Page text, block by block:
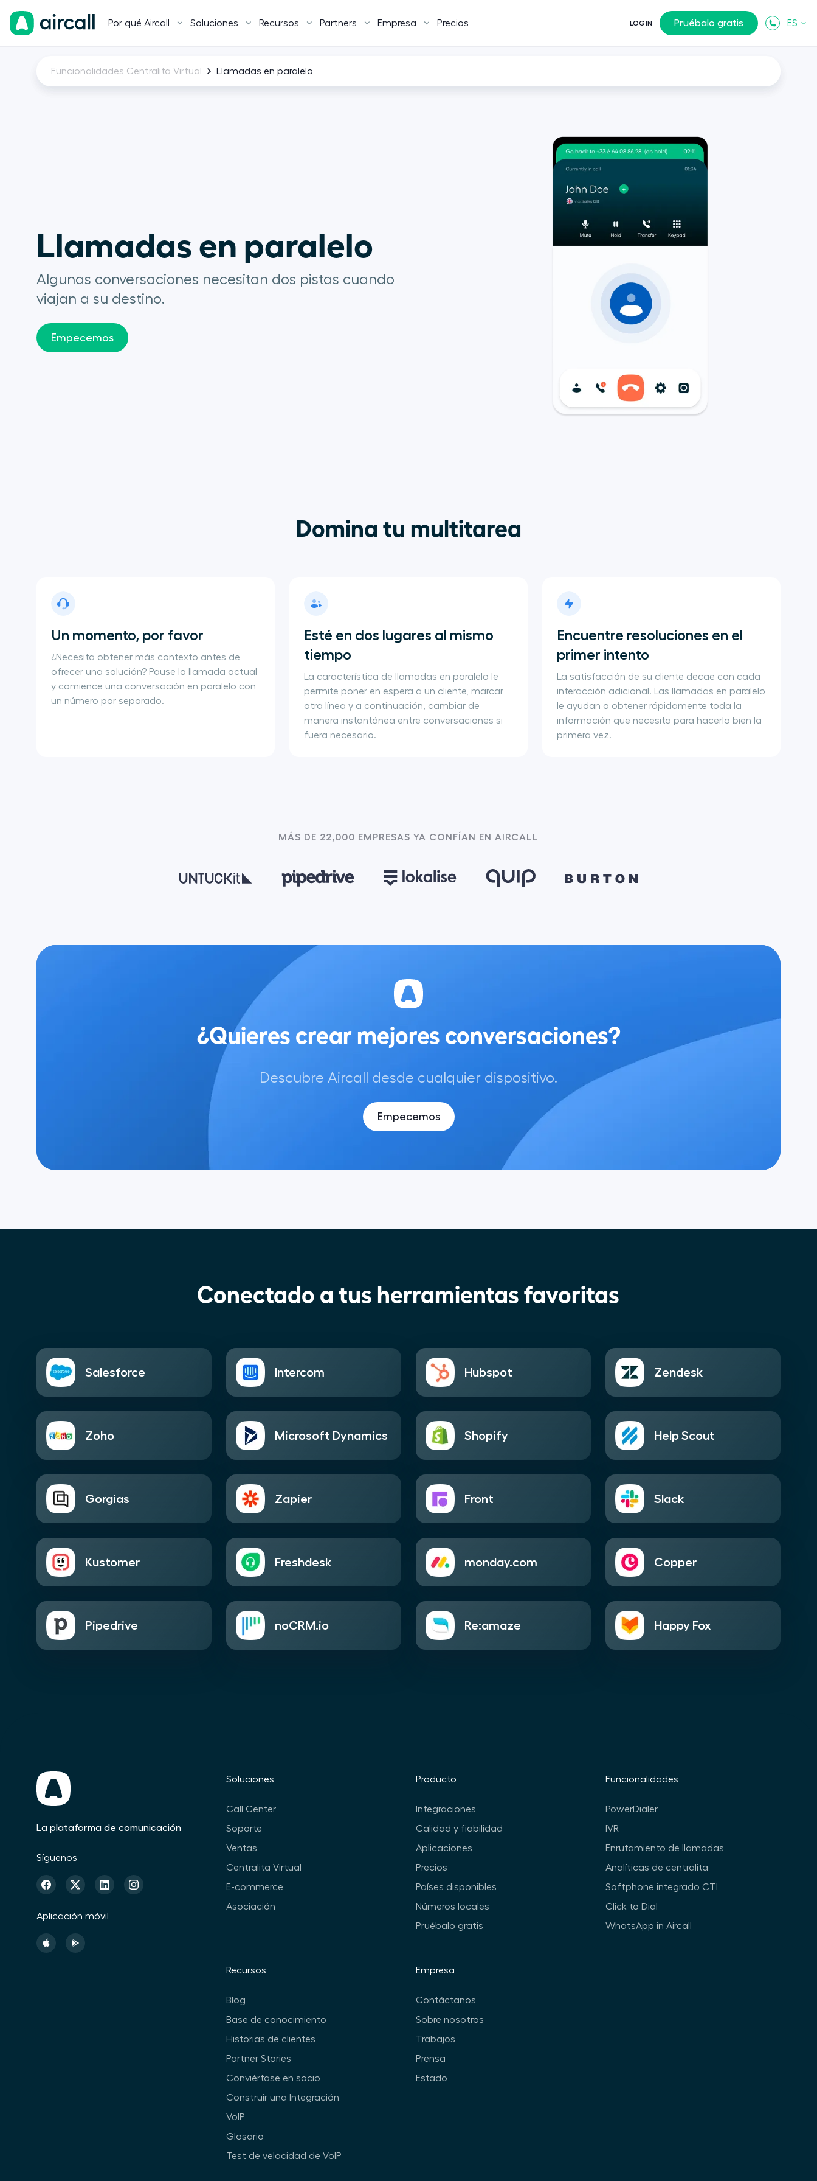
Por qué Aircall Soluciones Recursos Partners Empresa Precios LOGIN Pruébalo gratis ES
Funcionalidades Centralita Virtual Llamadas en paralelo
Llamadas en paralelo
Algunas conversaciones necesitan dos pistas cuando
viajan a su destino.
Empecemos
Domina tu multitarea
Un momento, por favor
¿Necesita obtener más contexto antes de
ofrecer una solución? Pause la llamada actual
y comience una conversación en paralelo con
un número por separado.
Esté en dos lugares al mismo
tiempo
La característica de llamadas en paralelo le
permite poner en espera a un cliente, marcar
otra línea y a continuación, cambiar de
manera instantánea entre conversaciones si
fuera necesario.
Encuentre resoluciones en el
primer intento
La satisfacción de su cliente decae con cada
interacción adicional. Las llamadas en paralelo
le ayudan a obtener rápidamente toda la
información que necesita para hacerlo bien la
primera vez.
MÁS DE 22,000 EMPRESAS YA CONFÍAN EN AIRCALL
¿Quieres crear mejores conversaciones?
Descubre Aircall desde cualquier dispositivo.
Empecemos
Conectado a tus herramientas favoritas
Salesforce Intercom Hubspot Zendesk
Zoho Microsoft Dynamics Shopify Help Scout
Gorgias Zapier Front Slack
Kustomer Freshdesk monday.com Copper
Pipedrive noCRM.io Re:amaze Happy Fox
La plataforma de comunicación
Síguenos
Aplicación móvil
Soluciones
Call Center
Soporte
Ventas
Centralita Virtual
E-commerce
Asociación
Producto
Integraciones
Calidad y fiabilidad
Aplicaciones
Precios
Países disponibles
Números locales
Pruébalo gratis
Funcionalidades
PowerDialer
IVR
Enrutamiento de llamadas
Analíticas de centralita
Softphone integrado CTI
Click to Dial
WhatsApp in Aircall
Recursos
Blog
Base de conocimiento
Historias de clientes
Partner Stories
Conviértase en socio
Construir una Integración
VoIP
Glosario
Test de velocidad de VoIP
Empresa
Contáctanos
Sobre nosotros
Trabajos
Prensa
Estado